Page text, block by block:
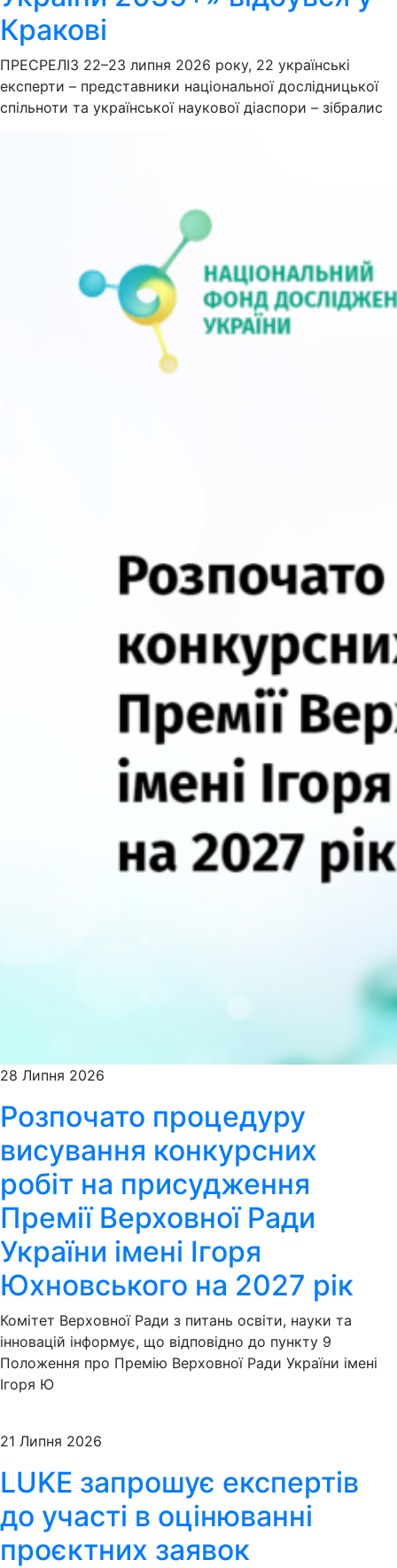
Кракові
ПРЕСРЕЛІЗ 22–23 липня 2026 року, 22 українські
експерти – представники національної дослідницької
спільноти та української наукової діаспори – зібралис
28 Липня 2026
Розпочато процедуру
висування конкурсних
робіт на присудження
Премії Верховної Ради
України імені Ігоря
Юхновського на 2027 рік
Комітет Верховної Ради з питань освіти, науки та
інновацій інформує, що відповідно до пункту 9
Положення про Премію Верховної Ради України імені
Ігоря Ю
21 Липня 2026
LUKE запрошує експертів
до участі в оцінюванні
проєктних заявок